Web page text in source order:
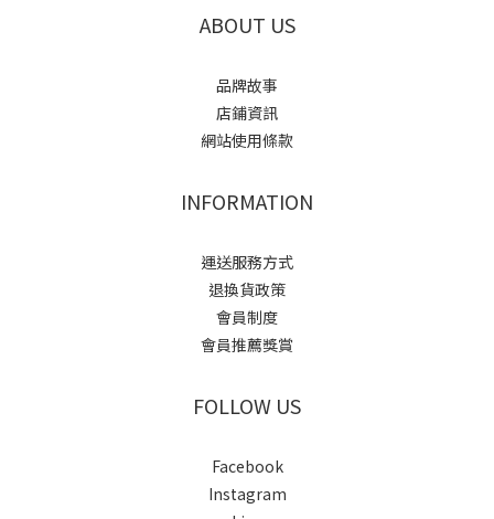
ABOUT US
品牌故事
店鋪資訊
網站使用條款
INFORMATION
運送服務方式
退換貨政策
會員制度
會員推薦獎賞
FOLLOW US
Facebook
Instagram